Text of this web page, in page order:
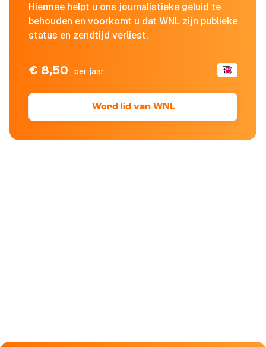
Hiermee helpt u ons journalistieke geluid te
behouden en voorkomt u dat WNL zijn publieke
status en zendtijd verliest.
€ 8,50 per jaar
Word lid van WNL